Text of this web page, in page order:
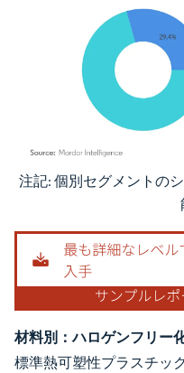
画像 © Mordor Intelligence。再利
注記: 個別セグメントの
材料別：ハロゲンフリー
標準熱可塑性プラスチッ